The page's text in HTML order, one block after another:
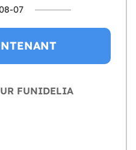
07
FUNIDELIA